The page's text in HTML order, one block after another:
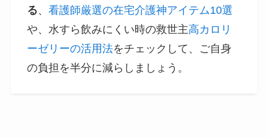
る、 看護師厳選の在宅介護神アイテム10選
や、水すら飲みにくい時の救世主高カロリ
ーゼリーの活用法をチェックして、ご自身
の負担を半分に減らしましょう。